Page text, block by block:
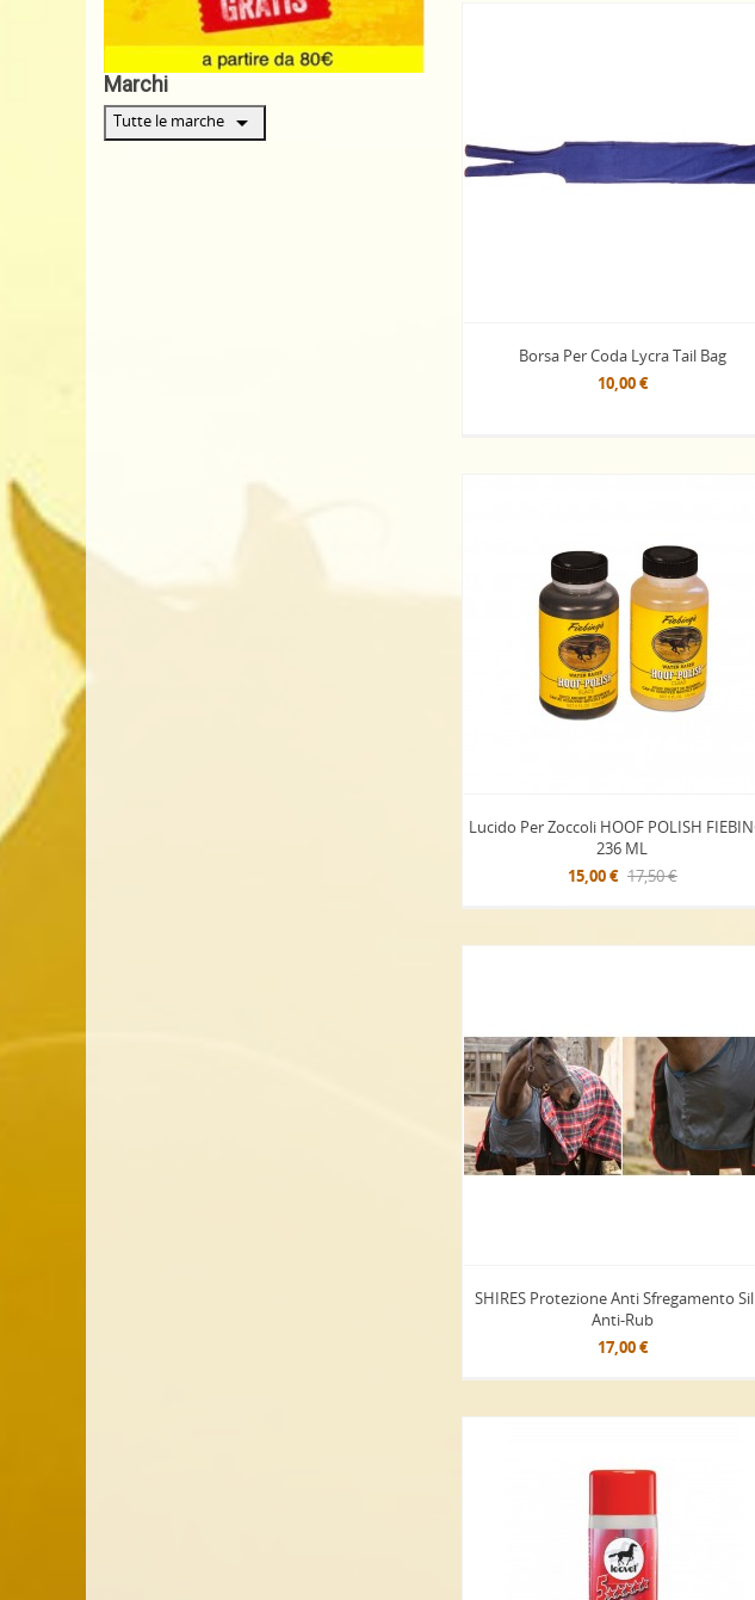
Marchi
Tutte le marche arrow_drop_down
Borsa Per Coda Lycra Tail Bag
10,00 €
Lucido Per Zoccoli HOOF POLISH
236 ML
15,00 € 17,50 €
SHIRES Protezione Anti Sfregamento
Anti-Rub
17,00 €